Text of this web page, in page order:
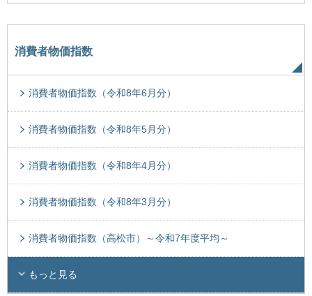
消費者物価指数
消費者物価指数（令和8年6月分）
消費者物価指数（令和8年5月分）
消費者物価指数（令和8年4月分）
消費者物価指数（令和8年3月分）
消費者物価指数（高松市）～令和7年度平均～
もっと見る